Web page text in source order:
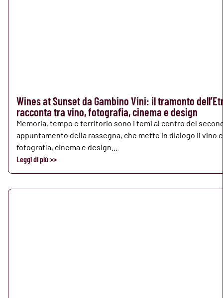
Wines at Sunset da Gambino Vini: il tramonto
racconta tra vino, fotografia, cinema e design
Memoria, tempo e territorio sono i temi al centro del
appuntamento della rassegna, che mette in dialogo il vino
fotografia, cinema e design...
Leggi di più >>